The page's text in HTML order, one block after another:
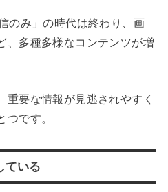
のみ」の時代は終わり、画
、多種多様なコンテンツが増
重要な情報が見逃されやすく
つです。
ている